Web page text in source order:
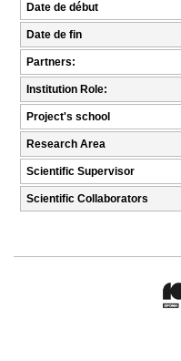
Date de début
Date de fin
Partners:
Institution Role:
Project's school
Research Area
Scientific Supervisor
Scientific Collaborators